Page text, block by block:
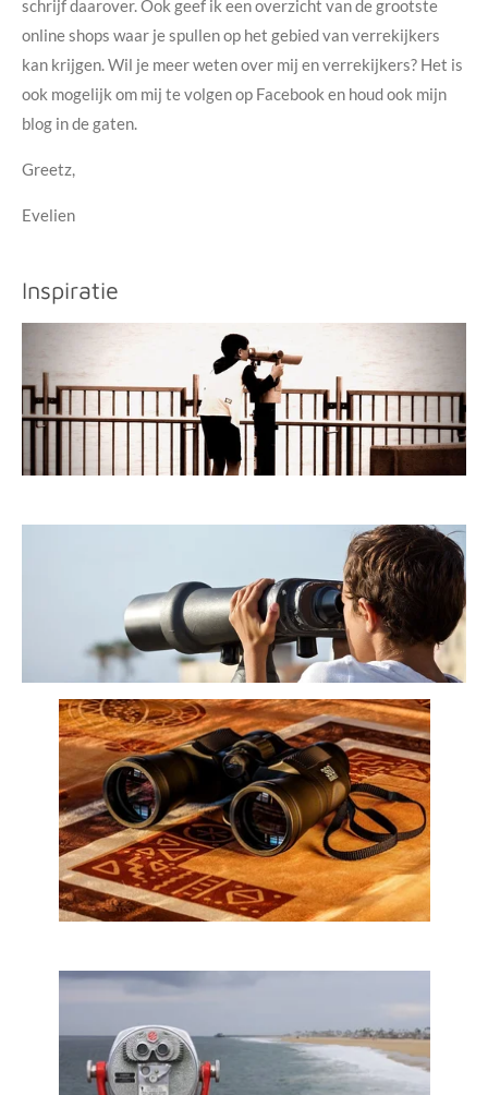
schrijf daarover. Ook geef ik een overzicht van de grootste
online shops waar je spullen op het gebied van verrekijkers
kan krijgen. Wil je meer weten over mij en verrekijkers? Het is
ook mogelijk om mij te volgen op Facebook en houd ook mijn
blog in de gaten.
Greetz,
Evelien
Inspiratie